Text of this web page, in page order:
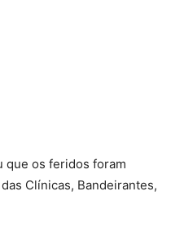
que os feridos foram
Clínicas, Bandeirantes,